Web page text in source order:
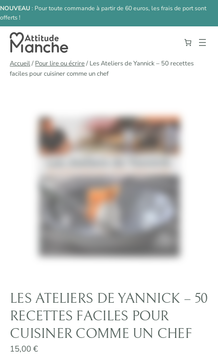
Aller au contenu principal
Aller au contenu
NOUVEAU: Pour toute commande à partir de 60 euros, les frais de port sont
offerts !
Accueil/ Pour lire ou écrire/ Les Ateliers de Yannick – 50 recettes
faciles pour cuisiner comme un chef
LES ATELIERS DE YANNICK – 50
RECETTES FACILES POUR
CUISINER COMME UN CHEF
15,00€